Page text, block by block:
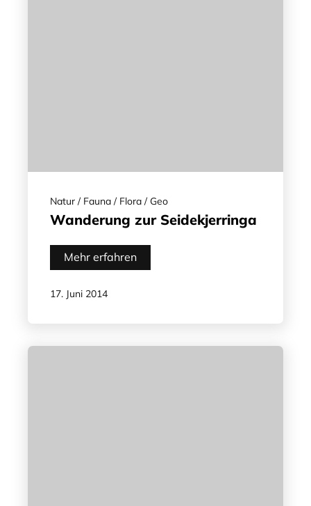
Natur / Fauna / Flora / Geo
Wanderung zur Seidekjerringa
Mehr erfahren
17. Juni 2014